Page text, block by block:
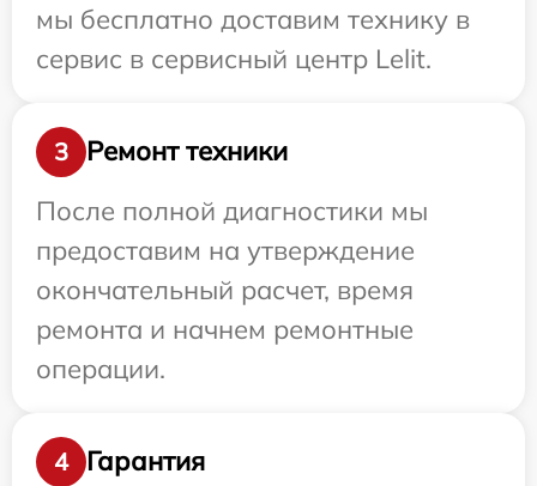
мы бесплатно доставим технику в
сервис в сервисный центр Lelit.
3
Ремонт техники
После полной диагностики мы
предоставим на утверждение
окончательный расчет, время
ремонта и начнем ремонтные
операции.
4
Гарантия